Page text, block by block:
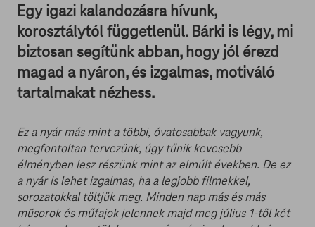
Egy igazi kalandozásra hívunk,
korosztálytól függetlenül. Bárki is légy, mi
biztosan segítünk abban, hogy jól érezd
magad a nyáron, és izgalmas, motiváló
tartalmakat nézhess.
Ez a nyár más mint a többi, óvatosabbak vagyunk,
megfontoltan tervezünk, úgy tűnik kevesebb
élményben lesz részünk mint az elmúlt években. De ez
a nyár is lehet izgalmas, ha a legjobb filmekkel,
sorozatokkal töltjük meg. Minden nap más és más
műsorok és műfajok jelennek majd meg július 1-től két